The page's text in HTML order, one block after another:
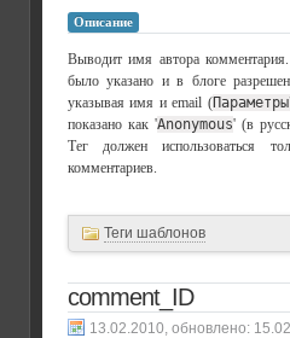
Описание
Выводит имя автора
было указано и в блоге
указывая имя и email (
показано как 'Anonymous' (в
Тег должен использоваться
комментариев.
Теги шаблонов
comment_ID
, обновлено: